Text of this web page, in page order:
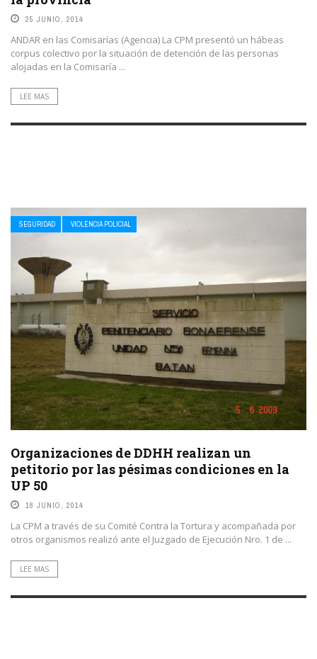
25 JUNIO, 2014
ANDAR en las Comisarías (Agencia) La CPM presentó un hábeas
corpus colectivo por la situación de detención de las personas
alojadas en la Comisaría ...
LEE MAS
SEGURIDAD VIOLENCIA POLICIAL
Organizaciones de DDHH realizan un
petitorio por las pésimas condiciones en la
UP 50
18 JUNIO, 2014
La CPM a través de su Comité Contra la Tortura y acompañada por
otros organismos realizó ante el Juzgado de Ejecución Nro. 1 de ...
LEE MAS